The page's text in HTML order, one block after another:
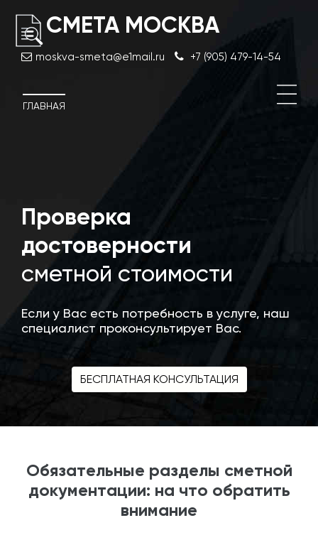
СМЕТА МОСКВА
moskva-smeta@e1mail.ru +7 (905) 479-14-54
ГЛАВНАЯ
Проверка
достоверности
сметной стоимости
Если у Вас есть потребность в услуге, наш
специалист проконсультирует Вас.
БЕСПЛАТНАЯ КОНСУЛЬТАЦИЯ
Обязательные разделы сметной
документации: на что обратить
внимание